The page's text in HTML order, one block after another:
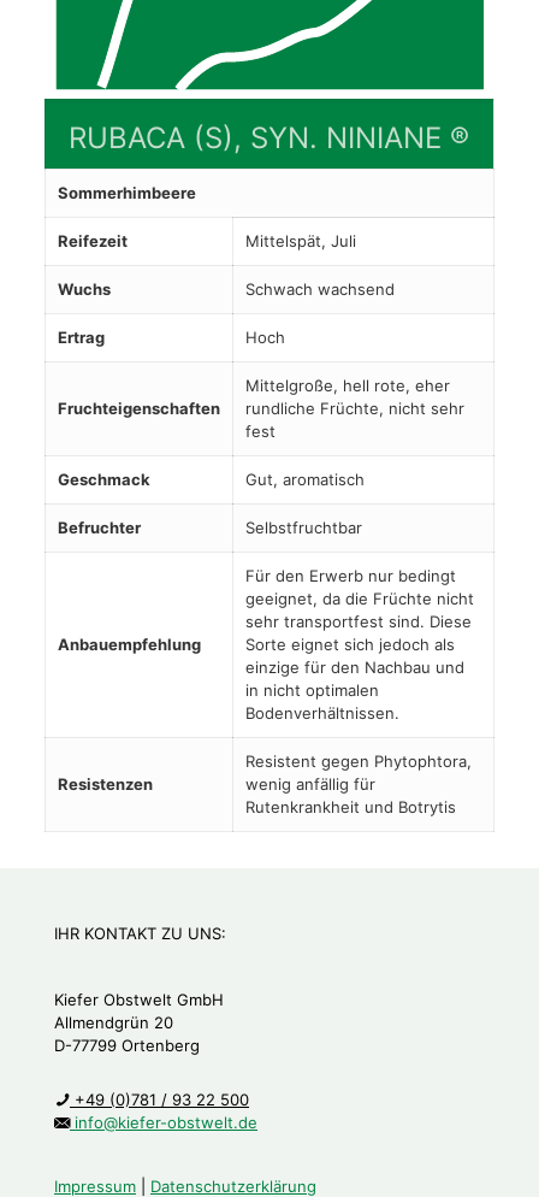
RUBACA (S), SYN. NINIANE ®
Sommerhimbeere
Reifezeit Mittelspät, Juli
Wuchs Schwach wachsend
Ertrag Hoch
Fruchteigenschaften
Mittelgroße, hell rote, eher
rundliche Früchte, nicht sehr
fest
Geschmack Gut, aromatisch
Befruchter Selbstfruchtbar
Anbauempfehlung
Für den Erwerb nur bedingt
geeignet, da die Früchte nicht
sehr transportfest sind. Diese
Sorte eignet sich jedoch als
einzige für den Nachbau und
in nicht optimalen
Bodenverhältnissen.
Resistenzen
Resistent gegen Phytophtora,
wenig anfällig für
Rutenkrankheit und Botrytis
IHR KONTAKT ZU UNS:
Kiefer Obstwelt GmbH
Allmendgrün 20
D-77799 Ortenberg
+49 (0)781 / 93 22 500
info@kiefer-obstwelt.de
Impressum Datenschutzerklärung